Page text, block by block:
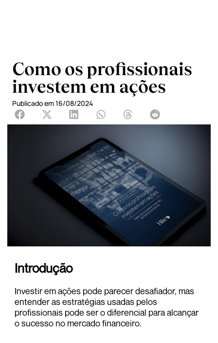
Como os profissionais
investem em ações
Publicado em16/08/2024
Introdução
Investir em ações pode parecer desafiador, mas
entender as estratégias usadas pelos
profissionais pode ser o diferencial para alcançar
o sucesso no mercado financeiro.